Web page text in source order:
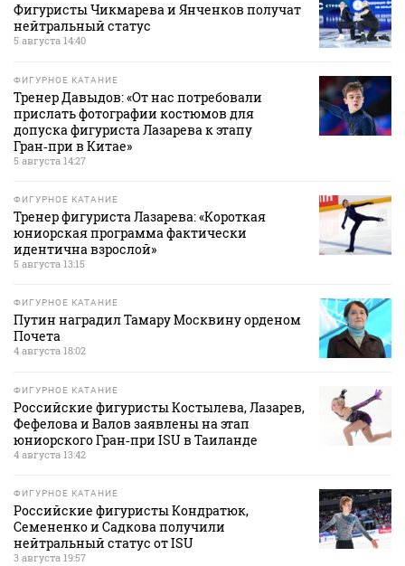
Фигуристы Чикмарева и Янченков получат
нейтральный статус
5 августа 14:40
ФИГУРНОЕ КАТАНИЕ
Тренер Давыдов: «От нас потребовали
прислать фотографии костюмов для
допуска фигуриста Лазарева к этапу
Гран‑при в Китае»
5 августа 14:27
ФИГУРНОЕ КАТАНИЕ
Тренер фигуриста Лазарева: «Короткая
юниорская программа фактически
идентична взрослой»
5 августа 13:15
ФИГУРНОЕ КАТАНИЕ
Путин наградил Тамару Москвину орденом
Почета
4 августа 18:02
ФИГУРНОЕ КАТАНИЕ
Российские фигуристы Костылева, Лазарев,
Фефелова и Валов заявлены на этап
юниорского Гран‑при ISU в Таиланде
4 августа 13:42
ФИГУРНОЕ КАТАНИЕ
Российские фигуристы Кондратюк,
Семененко и Садкова получили
нейтральный статус от ISU
3 августа 19:57